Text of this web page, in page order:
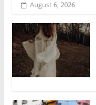
August 6, 2026